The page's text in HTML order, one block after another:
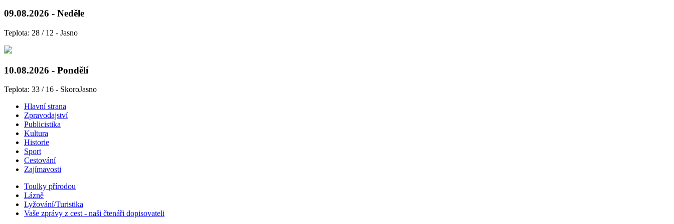
09.08.2026 - Neděle
Teplota: 28 / 12 - Jasno
10.08.2026 - Pondělí
Teplota: 33 / 16 - SkoroJasno
Hlavní strana
Zpravodajství
Publicistika
Kultura
Historie
Sport
Cestování
Zajímavosti
Toulky přírodou
Lázně
Lyžování/Turistika
Vaše zprávy z cest - naši čtenáři dopisovateli